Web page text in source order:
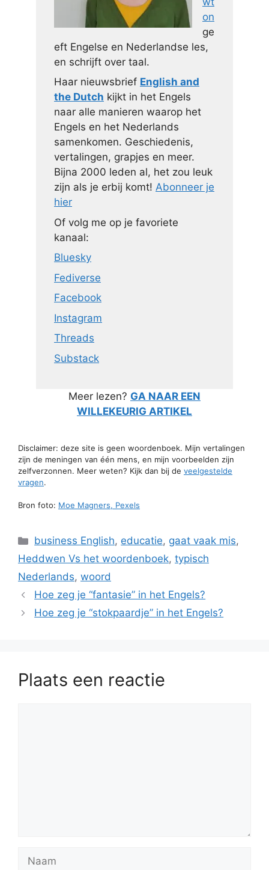
on
ge
eft Engelse en Nederlandse les,
en schrijft over taal.
Haar nieuwsbrief English and
the Dutch kijkt in het Engels
naar alle manieren waarop het
Engels en het Nederlands
samenkomen. Geschiedenis,
vertalingen, grapjes en meer.
Bijna 2000 leden al, het zou leuk
zijn als je erbij komt! Abonneer je
hier
Of volg me op je favoriete
kanaal:
Bluesky
Fediverse
Facebook
Instagram
Threads
Substack
Meer lezen? GA NAAR EEN
WILLEKEURIG ARTIKEL
Disclaimer: deze site is geen woordenboek. Mijn vertalingen
zijn de meningen van één mens, en mijn voorbeelden zijn
zelfverzonnen. Meer weten? Kijk dan bij de veelgestelde
vragen.
Bron foto: Moe Magners, Pexels
Categorieën
business English, educatie, gaat vaak mis,
Heddwen Vs het woordenboek, typisch
Nederlands, woord
Hoe zeg je “fantasie” in het Engels?
Hoe zeg je “stokpaardje” in het Engels?
Plaats een reactie
Naam